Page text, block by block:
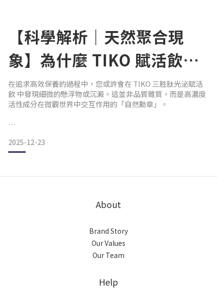
• 目的： 透過物理動能讓天然聚合的精華重新溶解，確保每
一口都能飲下完整的養分。
Step 2. 解鎖：解鎖真空密封
• 動作： 將瓶蓋打開，解鎖真空狀態。
Step 3. 賦活：插入吸管飲用
【科學解析｜天然聚合現
象】為什麼 TIKO 賦活飲會
出現沉澱？
在追求高效保養的過程中，您或許會在 TIKO 三胜肽光泌賦活
飲 中發現細微的懸浮物或沉澱。這並非品質雜質，而是高濃度
活性成分在微觀世界中交互作用的「自然勳章」。
2025-12-23
About
Brand Story
Our Values
Our Team
Help